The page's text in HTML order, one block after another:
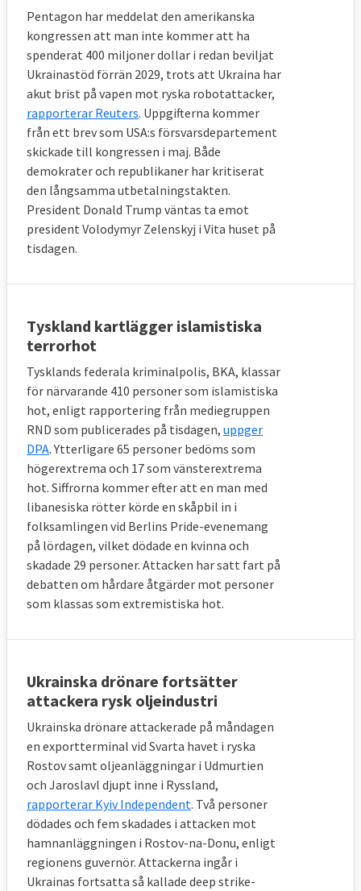
Pentagon har meddelat den amerikanska
kongressen att man inte kommer att ha
spenderat 400 miljoner dollar i redan beviljat
Ukrainastöd förrän 2029, trots att Ukraina har
akut brist på vapen mot ryska robotattacker,
rapporterar Reuters. Uppgifterna kommer
från ett brev som USA:s försvarsdepartement
skickade till kongressen i maj. Både
demokrater och republikaner har kritiserat
den långsamma utbetalningstakten.
President Donald Trump väntas ta emot
president Volodymyr Zelenskyj i Vita huset på
tisdagen.
Tyskland kartlägger islamistiska
terrorhot
Tysklands federala kriminalpolis, BKA, klassar
för närvarande 410 personer som islamistiska
hot, enligt rapportering från mediegruppen
RND som publicerades på tisdagen, uppger
DPA. Ytterligare 65 personer bedöms som
högerextrema och 17 som vänsterextrema
hot. Siffrorna kommer efter att en man med
libanesiska rötter körde en skåpbil in i
folksamlingen vid Berlins Pride-evenemang
på lördagen, vilket dödade en kvinna och
skadade 29 personer. Attacken har satt fart på
debatten om hårdare åtgärder mot personer
som klassas som extremistiska hot.
Ukrainska drönare fortsätter
attackera rysk oljeindustri
Ukrainska drönare attackerade på måndagen
en exportterminal vid Svarta havet i ryska
Rostov samt oljeanläggningar i Udmurtien
och Jaroslavl djupt inne i Ryssland,
rapporterar Kyiv Independent. Två personer
dödades och fem skadades i attacken mot
hamnanläggningen i Rostov-na-Donu, enligt
regionens guvernör. Attackerna ingår i
Ukrainas fortsatta så kallade deep strike-